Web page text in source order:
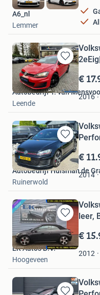
A6_nl
Lemmer
Bewaren
in
Mijn
Favorieten
€
2016
Autobedrijf T. van
Leende
Bewaren
in
Mijn
Favorieten
€
2014
Autobedrijf Huisman de
Ruinerwold
Bewaren
in
Mijn
Favorieten
leer,
€
2012
EK Auto's B.V.
Hoogeveen